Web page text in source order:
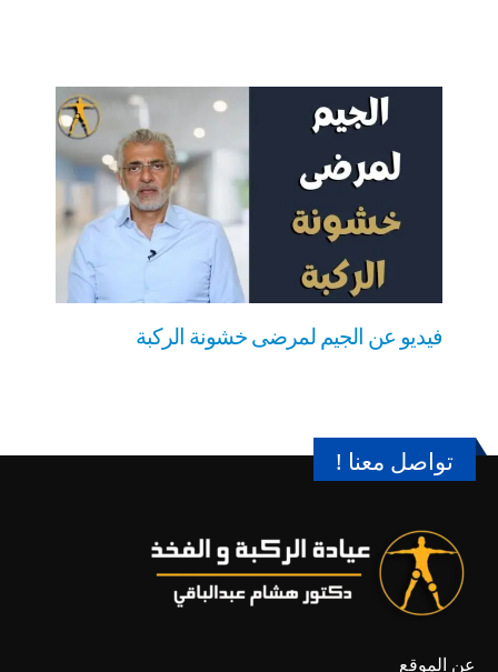
فيديو عن الجيم لمرضى خشونة الركبة
تواصل معنا !
عن الموقع